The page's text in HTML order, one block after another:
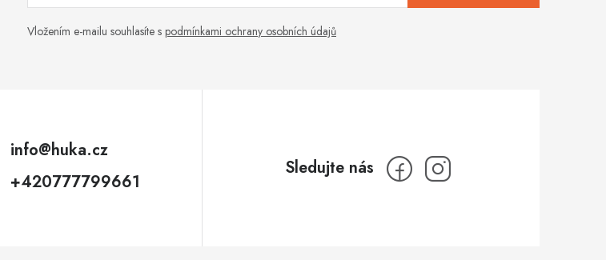
Vložením e-mailu souhlasíte s podmínkami ochrany osobních údajů
info@huka.cz
+420777799661